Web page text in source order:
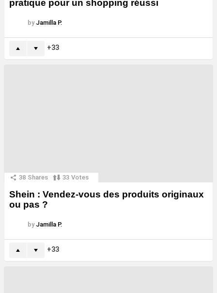
pratique pour un shopping réussi
by Jamilla P.
33
38 Shares 33 Votes
Shein : Vendez-vous des produits originaux
ou pas ?
by Jamilla P.
33